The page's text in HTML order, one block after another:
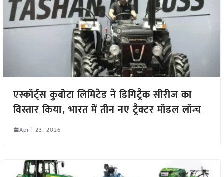
एस्कॉर्ट्स कुबोटा लिमिटेड ने डिगिट्रैक सीरीज का
विस्तार किया, भारत में तीन नए ट्रैक्टर मॉडल लॉन्च
April 23, 2026